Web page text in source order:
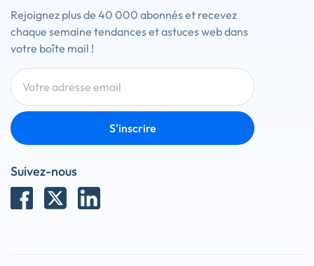
Rejoignez plus de 40 000 abonnés et recevez
chaque semaine tendances et astuces web dans
votre boîte mail !
S'inscrire
Suivez-nous